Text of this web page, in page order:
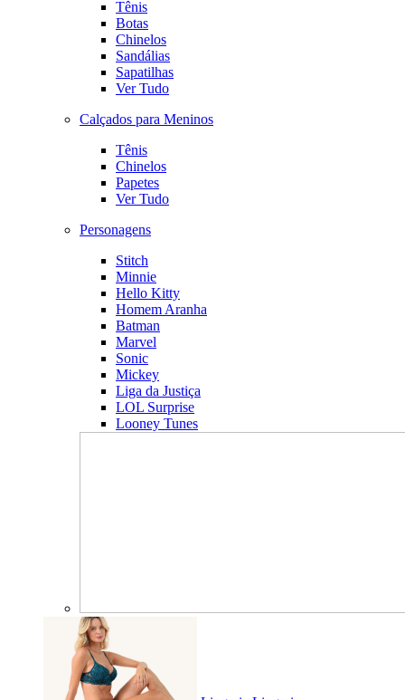
Tênis
Botas
Chinelos
Sandálias
Sapatilhas
Ver Tudo
Calçados para Meninos
Tênis
Chinelos
Papetes
Ver Tudo
Personagens
Stitch
Minnie
Hello Kitty
Homem Aranha
Batman
Marvel
Sonic
Mickey
Liga da Justiça
LOL Surprise
Looney Tunes